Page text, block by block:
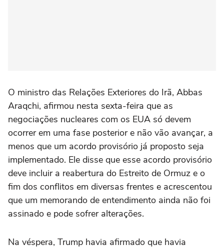
O ministro das Relações Exteriores do Irã, Abbas
Araqchi, afirmou ⁠nesta sexta-feira que as
negociações nucleares com os EUA só devem
ocorrer em uma fase posterior e não vão avançar, a
menos que um acordo provisório já proposto seja
implementado. Ele disse que esse acordo provisório
deve incluir a reabertura do Estreito de Ormuz e o
fim dos conflitos em diversas frentes e acrescentou
que um memorando de entendimento ainda não foi
assinado e pode sofrer alterações.
Na véspera, Trump havia afirmado que havia